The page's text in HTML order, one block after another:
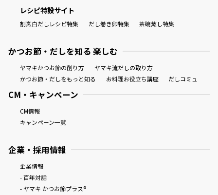
レシピ特設サイト
割烹白だしレシピ特集 だし巻き卵特集 茶碗蒸し特集
かつお節・だしを知る 楽しむ
ヤマキかつお節の削り方
ヤマキ流だしの取り方
かつお節・だしをもっと知る
お料理お役立ち講座 だしコミュ
CM・キャンペーン
CM情報
キャンペーン一覧
企業・採用情報
企業情報
- 百年対話
- ヤマキ かつお節プラス®